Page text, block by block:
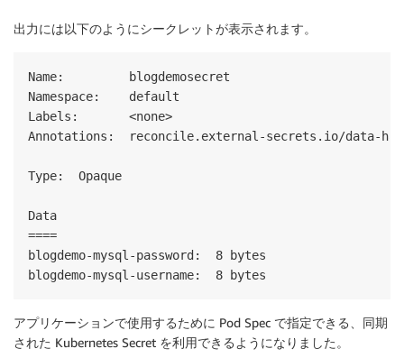
出力には以下のようにシークレットが表示されます。
Name:         blogdemosecret
Namespace:    default
Labels:       <none>
Annotations:  reconcile.external-secrets.io/data-hash:
Type:  Opaque
Data
====
blogdemo-mysql-password:  8 bytes
アプリケーションで使用するために Pod Spec で指定できる、同期
された Kubernetes Secret を利用できるようになりました。